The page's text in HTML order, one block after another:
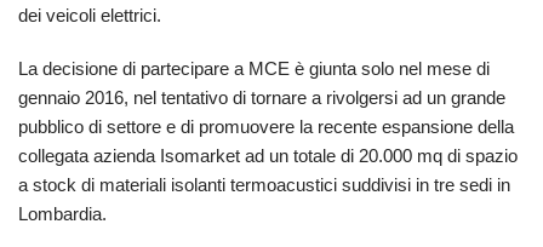
dei veicoli elettrici.
La decisione di partecipare a MCE è giunta solo nel mese di
gennaio 2016, nel tentativo di tornare a rivolgersi ad un grande
pubblico di settore e di promuovere la recente espansione della
collegata azienda Isomarket ad un totale di 20.000 mq di spazio
a stock di materiali isolanti termoacustici suddivisi in tre sedi in
Lombardia.